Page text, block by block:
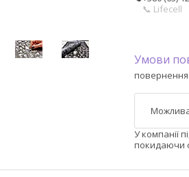
📞 Lifecell
повернення
У компанії
покидаючи